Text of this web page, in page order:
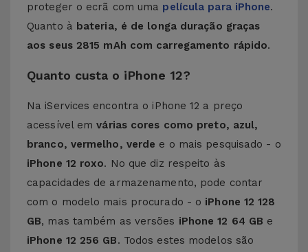
proteger o ecrã com uma película para iPhone.
Quanto à bateria, é de longa duração graças
aos seus 2815 mAh com carregamento rápido.
Quanto custa o iPhone 12?
Na iServices encontra o iPhone 12 a preço
acessível emvárias cores como preto, azul,
branco, vermelho, verde e o mais pesquisado - o
iPhone 12 roxo. No que diz respeito às
capacidades de armazenamento, pode contar
com o modelo mais procurado - o iPhone 12 128
GB, mas também as versões iPhone 12 64 GB e
iPhone 12 256 GB. Todos estes modelos são